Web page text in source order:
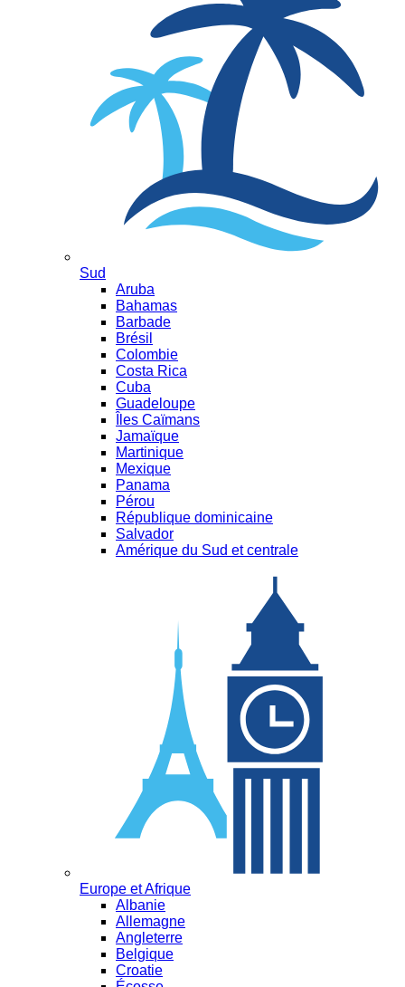
Sud
Aruba
Bahamas
Barbade
Brésil
Colombie
Costa Rica
Cuba
Guadeloupe
Îles Caïmans
Jamaïque
Martinique
Mexique
Panama
Pérou
République dominicaine
Salvador
Amérique du Sud et centrale
Europe et Afrique
Albanie
Allemagne
Angleterre
Belgique
Croatie